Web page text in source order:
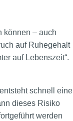
können – auch
auf Ruhegehalt
auf Lebenszeit“.
schnell eine
dieses Risiko
werden